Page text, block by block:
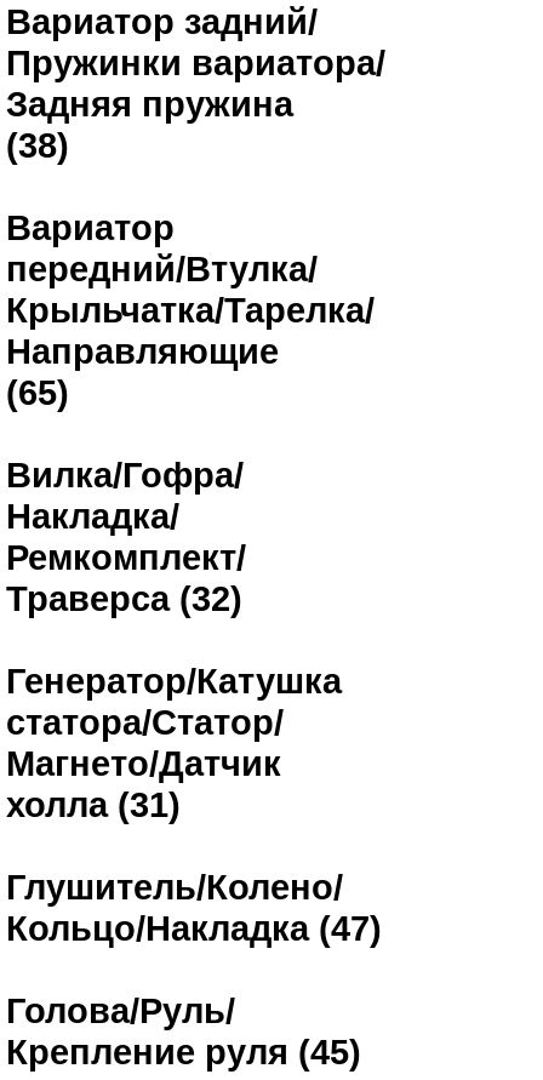
Вариатор задний/
Пружинки вариатора/
Задняя пружина
(38)
Вариатор
передний/Втулка/
Крыльчатка/Тарелка/
Направляющие
(65)
Вилка/Гофра/
Накладка/
Ремкомплект/
Траверса (32)
Генератор/Катушка
статора/Статор/
Магнето/Датчик
холла (31)
Глушитель/Колено/
Кольцо/Накладка (47)
Голова/Руль/
Крепление руля (45)